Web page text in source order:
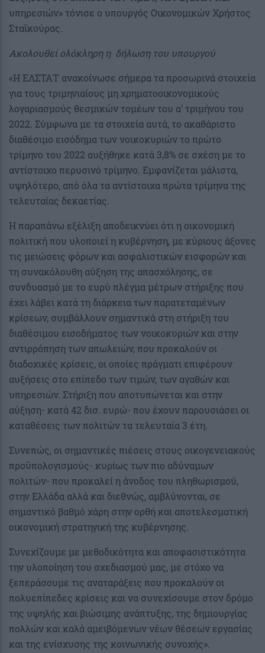
υπηρεσιών» τόνισε ο υπουργός Οικονομικών Χρήστος
Σταϊκούρας.
Ακολουθεί ολόκληρη η δήλωση του υπουργού
«Η ΕΛΣΤΑΤ ανακοίνωσε σήμερα τα προσωρινά στοιχεία
για τους τριμηνιαίους μη χρηματοοικονομικούς
λογαριασμούς θεσμικών τομέων του α’ τριμήνου του
2022. Σύμφωνα με τα στοιχεία αυτά, το ακαθάριστο
διαθέσιμο εισόδημα των νοικοκυριών το πρώτο
τρίμηνο του 2022 αυξήθηκε κατά 3,8% σε σχέση με το
αντίστοιχο περυσινό τρίμηνο. Εμφανίζεται μάλιστα,
υψηλότερο, από όλα τα αντίστοιχα πρώτα τρίμηνα της
τελευταίας δεκαετίας.
Η παραπάνω εξέλιξη αποδεικνύει ότι η οικονομική
πολιτική που υλοποιεί η κυβέρνηση, με κύριους άξονες
τις μειώσεις φόρων και ασφαλιστικών εισφορών και
τη συνακόλουθη αύξηση της απασχόλησης, σε
συνδυασμό με το ευρύ πλέγμα μέτρων στήριξης που
έχει λάβει κατά τη διάρκεια των παρατεταμένων
κρίσεων, συμβάλλουν σημαντικά στη στήριξη του
διαθέσιμου εισοδήματος των νοικοκυριών και στην
αντιρρόπηση των απωλειών, που προκαλούν οι
διαδοχικές κρίσεις, οι οποίες πράγματι επιφέρουν
αυξήσεις στο επίπεδο των τιμών, των αγαθών και
υπηρεσιών. Στήριξη που αποτυπώνεται και στην
αύξηση- κατά 42 δισ. ευρώ- που έχουν παρουσιάσει οι
καταθέσεις των πολιτών τα τελευταία 3 έτη.
Συνεπώς, οι σημαντικές πιέσεις στους οικογενειακούς
προϋπολογισμούς- κυρίως των πιο αδύναμων
πολιτών- που προκαλεί η άνοδος του πληθωρισμού,
στην Ελλάδα αλλά και διεθνώς, αμβλύνονται, σε
σημαντικό βαθμό χάρη στην ορθή και αποτελεσματική
οικονομική στρατηγική της κυβέρνησης.
Συνεχίζουμε με μεθοδικότητα και αποφασιστικότητα
την υλοποίηση του σχεδιασμού μας, με στόχο να
ξεπεράσουμε τις αναταράξεις που προκαλούν οι
πολυεπίπεδες κρίσεις και να συνεχίσουμε στον δρόμο
της υψηλής και βιώσιμης ανάπτυξης, της δημιουργίας
πολλών και καλά αμειβόμενων νέων θέσεων εργασίας
και της ενίσχυσης της κοινωνικής συνοχής».